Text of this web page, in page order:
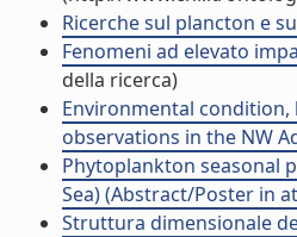
Ricerche sul plancton e
Fenomeni ad elevato
della ricerca)
Environmental
observations in the NW
Phytoplankton seasonal
Sea) (Abstract/Poster in
Struttura dimensionale